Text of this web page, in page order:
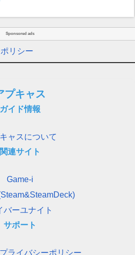
Sponsored ads
リシー
プキャス
ガイド情報
ャスについて
関連サイト
Game-i
バーユナイト
サポート
ライバシーポリシー